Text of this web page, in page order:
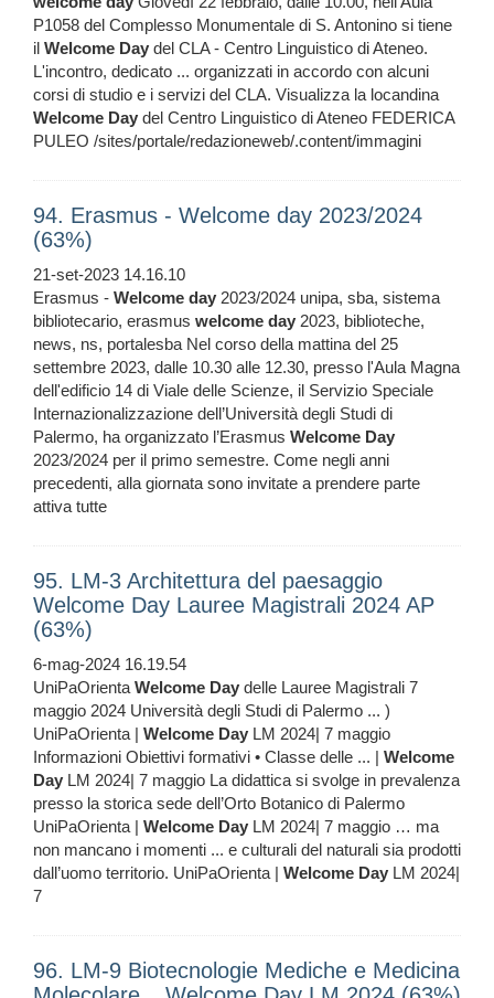
P1058 del Complesso Monumentale di S. Antonino si tiene
il Welcome Day del CLA - Centro Linguistico di Ateneo.
L'incontro, dedicato ... organizzati in accordo con alcuni
corsi di studio e i servizi del CLA. Visualizza la locandina
Welcome Day del Centro Linguistico di Ateneo FEDERICA
PULEO /sites/portale/redazioneweb/.content/immagini
94. Erasmus - Welcome day 2023/2024
(63%)
21-set-2023 14.16.10
Erasmus - Welcome day 2023/2024 unipa, sba, sistema
bibliotecario, erasmus welcome day 2023, biblioteche,
news, ns, portalesba Nel corso della mattina del 25
settembre 2023, dalle 10.30 alle 12.30, presso l'Aula Magna
dell'edificio 14 di Viale delle Scienze, il Servizio Speciale
Internazionalizzazione dell’Università degli Studi di
Palermo, ha organizzato l’Erasmus Welcome Day
2023/2024 per il primo semestre. Come negli anni
precedenti, alla giornata sono invitate a prendere parte
attiva tutte
95. LM-3 Architettura del paesaggio
Welcome Day Lauree Magistrali 2024 AP
(63%)
6-mag-2024 16.19.54
UniPaOrientaWelcome Day delle Lauree Magistrali 7
maggio 2024 Università degli Studi di Palermo ... )
UniPaOrienta | Welcome Day LM 2024| 7 maggio
Informazioni Obiettivi formativi • Classe delle ... | Welcome
Day LM 2024| 7 maggio La didattica si svolge in prevalenza
presso la storica sede dell’Orto Botanico di Palermo
UniPaOrienta | Welcome Day LM 2024| 7 maggio … ma
non mancano i momenti ... e culturali del naturali sia prodotti
dall’uomo territorio. UniPaOrienta | Welcome Day LM 2024|
7
96. LM-9 Biotecnologie Mediche e Medicina